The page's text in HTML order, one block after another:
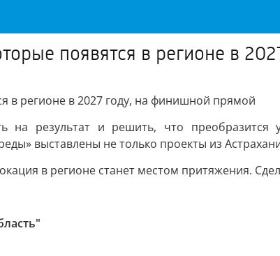
появятся в регионе в
в регионе в 2027 году, на финишной прямой
на результат и решить, что
выставлены не только проекты из
в регионе станет местом притяжения.